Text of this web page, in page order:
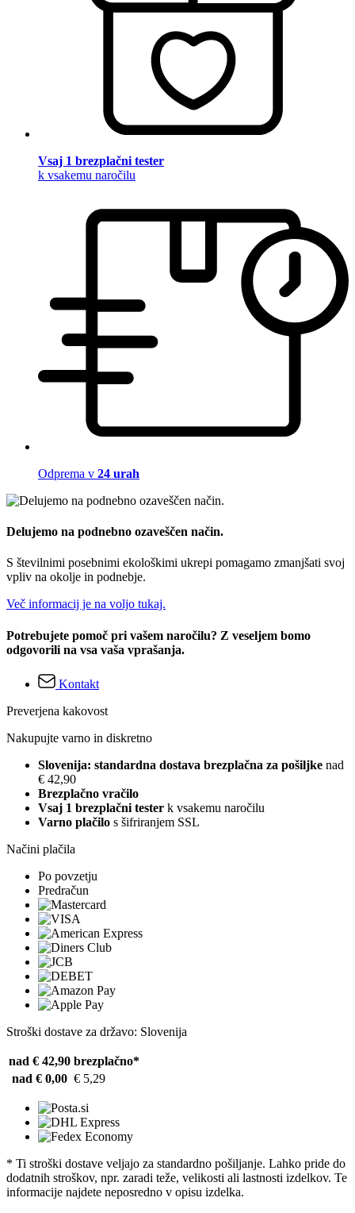
Vsaj 1 brezplačni tester
k vsakemu naročilu
Odprema v 24 urah
Delujemo na podnebno ozaveščen način.
S številnimi posebnimi ekološkimi ukrepi pomagamo zmanjšati svoj
vpliv na okolje in podnebje.
Več informacij je na voljo tukaj.
Potrebujete pomoč pri vašem naročilu? Z veseljem bomo
odgovorili na vsa vaša vprašanja.
Kontakt
Preverjena kakovost
Nakupujte varno in diskretno
Slovenija: standardna dostava brezplačna za pošiljke nad
€ 42,90
Brezplačno vračilo
Vsaj 1 brezplačni tester k vsakemu naročilu
Varno plačilo s šifriranjem SSL
Načini plačila
Po povzetju
Predračun
Stroški dostave za državo: Slovenija
nad € 42,90 brezplačno*
nad € 0,00 € 5,29
* Ti stroški dostave veljajo za standardno pošiljanje. Lahko pride do
dodatnih stroškov, npr. zaradi teže, velikosti ali lastnosti izdelkov. Te
informacije najdete neposredno v opisu izdelka.